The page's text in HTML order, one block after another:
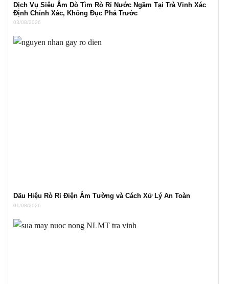
Dịch Vụ Siêu Âm Dò Tìm Rò Rỉ Nước Ngầm Tại Trà Vinh Xác
Định Chính Xác, Không Đục Phá Trước
03/08/2026
Dấu Hiệu Rò Rỉ Điện Âm Tường và Cách Xử Lý An Toàn
01/08/2026